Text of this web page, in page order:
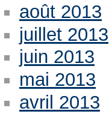
août 2013
juillet 2013
juin 2013
mai 2013
avril 2013